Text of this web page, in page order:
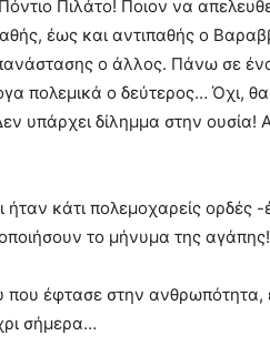
Πιλάτο! Ποιον να
έως και αντιπαθής ο
ο άλλος. Πάνω σε
πολεμικά ο δεύτερος… Όχι, θα
υπάρχει δίλημμα στην ουσία!
κάτι πολεμοχαρείς ορδές -
το μήνυμα της αγάπης!
έφτασε στην ανθρωπότητα,
σήμερα…